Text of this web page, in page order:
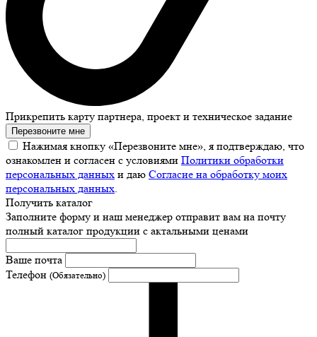
Прикрепить карту партнера, проект и техническое задание
Перезвоните мне
Нажимая кнопку «Перезвоните мне», я подтверждаю, что
ознакомлен и согласен с условиями Политики обработки
персональных данных и даю Согласие на обработку моих
персональных данных.
Получить каталог
Заполните форму и наш менеджер отправит вам на почту
полный каталог продукции с актальными ценами
Ваше почта
Телефон (Обязательно)